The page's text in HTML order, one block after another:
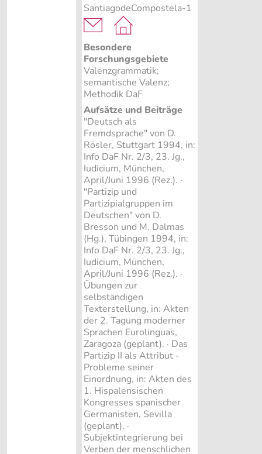
SantiagodeCompostela-1
Besondere
Forschungsgebiete
Valenzgrammatik;
semantische Valenz;
Methodik DaF
Aufsätze und Beiträge
"Deutsch als
Fremdsprache" von D.
Rösler, Stuttgart 1994, in:
Info DaF Nr. 2/3, 23. Jg.,
Iudicium, München,
April/Juni 1996 (Rez.). ·
"Partizip und
Partizipialgruppen im
Deutschen" von D.
Bresson und M. Dalmas
(Hg.), Tübingen 1994, in:
Info DaF Nr. 2/3, 23. Jg.,
Iudicium, München,
April/Juni 1996 (Rez.). ·
Übungen zur
selbständigen
Texterstellung, in: Akten
der 2. Tagung moderner
Sprachen Eurolinguas,
Zaragoza (geplant). · Das
Partizip II als Attribut -
Probleme seiner
Einordnung, in: Akten des
1. Hispalensischen
Kongresses spanischer
Germanisten, Sevilla
(geplant). ·
Subjektintegrierung bei
Verben der menschlichen